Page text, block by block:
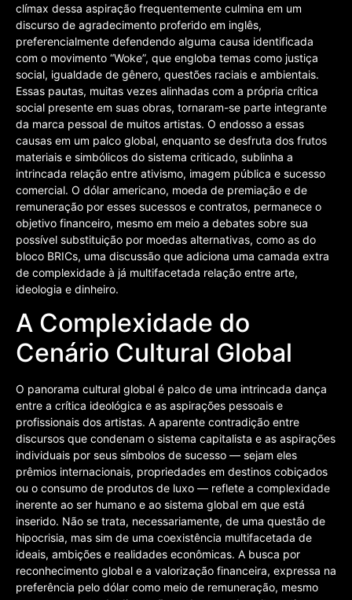
clímax dessa aspiração frequentemente culmina em um
discurso de agradecimento proferido em inglês,
preferencialmente defendendo alguma causa identificada
com o movimento “Woke”, que engloba temas como justiça
social, igualdade de gênero, questões raciais e ambientais.
Essas pautas, muitas vezes alinhadas com a própria crítica
social presente em suas obras, tornaram-se parte integrante
da marca pessoal de muitos artistas. O endosso a essas
causas em um palco global, enquanto se desfruta dos frutos
materiais e simbólicos do sistema criticado, sublinha a
intrincada relação entre ativismo, imagem pública e sucesso
comercial. O dólar americano, moeda de premiação e de
remuneração por esses sucessos e contratos, permanece o
objetivo financeiro, mesmo em meio a debates sobre sua
possível substituição por moedas alternativas, como as do
bloco BRICs, uma discussão que adiciona uma camada extra
de complexidade à já multifacetada relação entre arte,
ideologia e dinheiro.
A Complexidade do
Cenário Cultural Global
O panorama cultural global é palco de uma intrincada dança
entre a crítica ideológica e as aspirações pessoais e
profissionais dos artistas. A aparente contradição entre
discursos que condenam o sistema capitalista e as aspirações
individuais por seus símbolos de sucesso — sejam eles
prêmios internacionais, propriedades em destinos cobiçados
ou o consumo de produtos de luxo — reflete a complexidade
inerente ao ser humano e ao sistema global em que está
inserido. Não se trata, necessariamente, de uma questão de
hipocrisia, mas sim de uma coexistência multifacetada de
ideais, ambições e realidades econômicas. A busca por
reconhecimento global e a valorização financeira, expressa na
preferência pelo dólar como meio de remuneração, mesmo